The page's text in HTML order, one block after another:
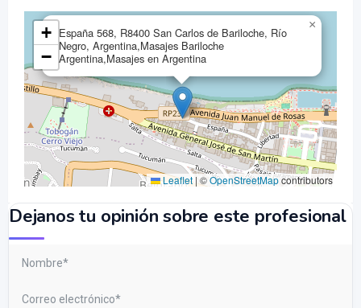
España 568, R8400 San Carlos de Bariloche, Río
Negro, Argentina,Masajes Bariloche
Argentina,Masajes en Argentina
×
+
−
Leaflet | ©OpenStreetMapcontributors
Dejanos tu opinión sobre este profesional